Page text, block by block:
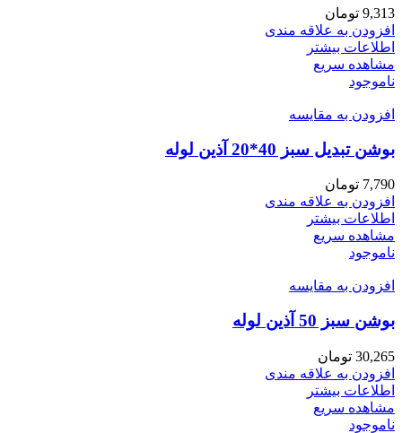
9,313 تومان
افزودن به علاقه مندی
اطلاعات بیشتر
مشاهده سریع
ناموجود
افزودن به مقایسه
بوشن تبدیل سبز 40*20 آذین لوله
7,790 تومان
افزودن به علاقه مندی
اطلاعات بیشتر
مشاهده سریع
ناموجود
افزودن به مقایسه
بوشن سبز 50 آذین لوله
30,265 تومان
افزودن به علاقه مندی
اطلاعات بیشتر
مشاهده سریع
ناموجود